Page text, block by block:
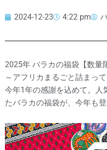
2024-12-23 4:22 pm
2025年 バラカの福袋【数量
～アフリカまるごと詰まっ
今年1年の感謝を込めて。人
たバラカの福袋が、今年も登